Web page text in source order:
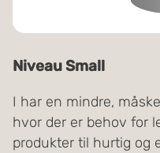
Niveau Small
I har en mindre,
hvor der er behov for
produkter til hurtig og